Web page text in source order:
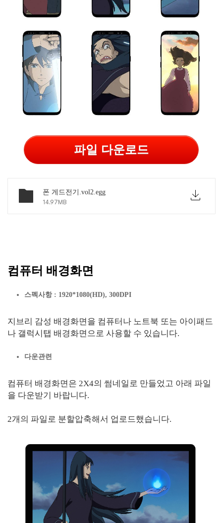
파일 다운로드
폰 게드전기.vol2.egg
14.97MB
컴퓨터 배경화면
스펙사항 : 1920*1080(HD), 300DPI
지브리 감성 배경화면을 컴퓨터나 노트북 또는 아이패드
나 갤럭시탭 배경화면으로 사용할 수 있습니다.
다운관련
컴퓨터 배경화면은 2X4의 썸네일로 만들었고 아래 파일
을 다운받기 바랍니다.
2개의 파일로 분할압축해서 업로드했습니다.